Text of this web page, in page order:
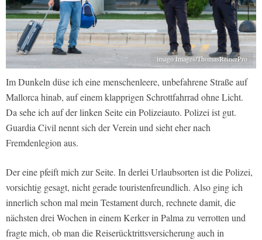
imago Images/ThomasReinerPro
Im Dunkeln düse ich eine menschenleere, unbefahrene Straße auf
Mallorca hinab, auf einem klapprigen Schrottfahrrad ohne Licht.
Da sehe ich auf der linken Seite ein Polizeiauto. Polizei ist gut.
Guardia Civil nennt sich der Verein und sieht eher nach
Fremdenlegion aus.
Der eine pfeift mich zur Seite. In derlei Urlaubsorten ist die Polizei,
vorsichtig gesagt, nicht gerade touristenfreundlich. Also ging ich
innerlich schon mal mein Testament durch, rechnete damit, die
nächsten drei Wochen in einem Kerker in Palma zu verrotten und
fragte mich, ob man die Reiserücktrittsversicherung auch in